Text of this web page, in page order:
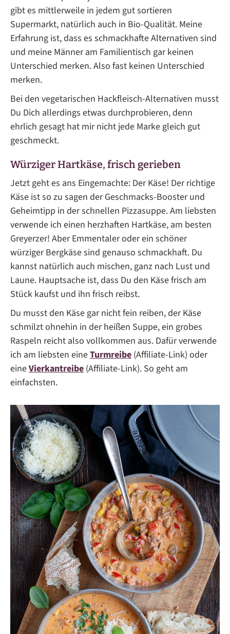
gibt es mittlerweile in jedem gut sortieren
Supermarkt, natürlich auch in Bio-Qualität. Meine
Erfahrung ist, dass es schmackhafte Alternativen sind
und meine Männer am Familientisch gar keinen
Unterschied merken. Also fast keinen Unterschied
merken.
Bei den vegetarischen Hackfleisch-Alternativen musst
Du Dich allerdings etwas durchprobieren, denn
ehrlich gesagt hat mir nicht jede Marke gleich gut
geschmeckt.
Würziger Hartkäse, frisch gerieben
Jetzt geht es ans Eingemachte: Der Käse! Der richtige
Käse ist so zu sagen der Geschmacks-Booster und
Geheimtipp in der schnellen Pizzasuppe. Am liebsten
verwende ich einen herzhaften Hartkäse, am besten
Greyerzer! Aber Emmentaler oder ein schöner
würziger Bergkäse sind genauso schmackhaft. Du
kannst natürlich auch mischen, ganz nach Lust und
Laune. Hauptsache ist, dass Du den Käse frisch am
Stück kaufst und ihn frisch reibst.
Du musst den Käse gar nicht fein reiben, der Käse
schmilzt ohnehin in der heißen Suppe, ein grobes
Raspeln reicht also vollkommen aus. Dafür verwende
ich am liebsten eineTurmreibe (Affiliate-Link) oder
eineVierkantreibe (Affiliate-Link). So geht am
einfachsten.